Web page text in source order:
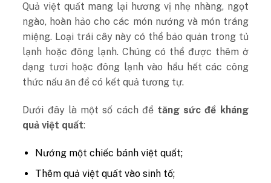
Quả việt quất mang lại hương vị nhẹ nhàng, ngọt
ngào, hoàn hảo cho các món nướng và món tráng
miệng. Loại trái cây này có thể bảo quản trong tủ
lạnh hoặc đông lạnh. Chúng có thể được thêm ở
dạng tươi hoặc đông lạnh vào hầu hết các công
thức nấu ăn để có kết quả tương tự.
Dưới đây là một số cách để tăng sức đề kháng
quả việt quất:
Nướng một chiếc bánh việt quất;
Thêm quả việt quất vào sinh tố;